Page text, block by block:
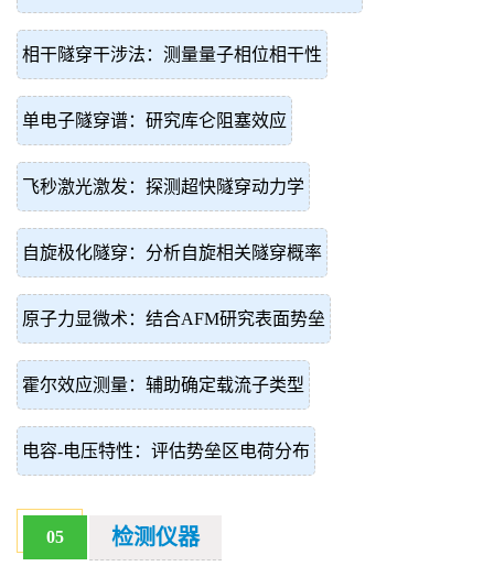
相干隧穿干涉法：测量量子相位相干性
单电子隧穿谱：研究库仑阻塞效应
飞秒激光激发：探测超快隧穿动力学
自旋极化隧穿：分析自旋相关隧穿概率
原子力显微术：结合AFM研究表面势垒
霍尔效应测量：辅助确定载流子类型
电容-电压特性：评估势垒区电荷分布
05 检测仪器